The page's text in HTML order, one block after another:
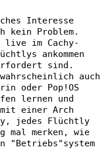
Interesse
Problem.
im Cachy-
ankommen
sind.
auch
oder Pop!OS
lernen und
einer Arch
jedes Flüchtly
mal merken, wie
"Betriebs"system